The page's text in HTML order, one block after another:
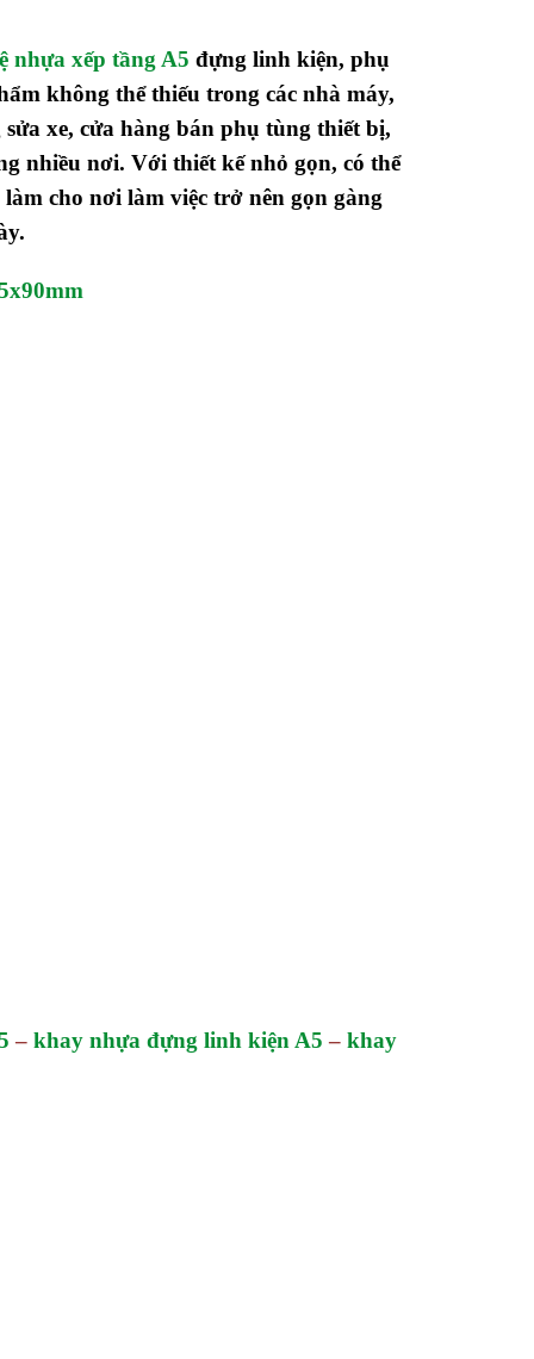
nhựa xếp tầng A5 đựng linh kiện, phụ
không thể thiếu trong các nhà máy,
xe, cửa hàng bán phụ tùng thiết bị,
nhiều nơi. Với thiết kế nhỏ gọn, có thể
cho nơi làm việc trở nên gọn gàng
– khay nhựa đựng linh kiện A5 – khay